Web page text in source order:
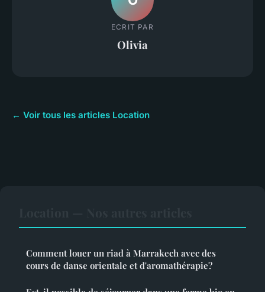
ECRIT PAR
Olivia
← Voir tous les articles Location
Comment louer un riad à Marrakech avec des
cours de danse orientale et d'aromathérapie?